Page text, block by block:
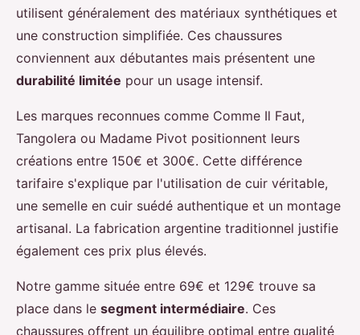
utilisent généralement des matériaux synthétiques et
une construction simplifiée. Ces chaussures
conviennent aux débutantes mais présentent une
durabilité limitée pour un usage intensif.
Les marques reconnues comme Comme Il Faut,
Tangolera ou Madame Pivot positionnent leurs
créations entre 150€ et 300€. Cette différence
tarifaire s'explique par l'utilisation de cuir véritable,
une semelle en cuir suédé authentique et un montage
artisanal. La fabrication argentine traditionnel justifie
également ces prix plus élevés.
Notre gamme située entre 69€ et 129€ trouve sa
place dans le segment intermédiaire. Ces
chaussures offrent un équilibre optimal entre qualité